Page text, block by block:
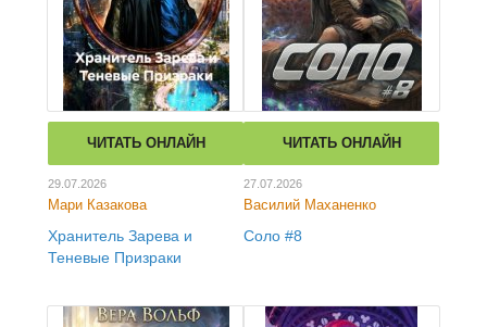
ЧИТАТЬ ОНЛАЙН
29.07.2026
Мари Казакова
Хранитель Зарева и
Теневые Призраки
ЧИТАТЬ ОНЛАЙН
27.07.2026
Василий Маханенко
Соло #8